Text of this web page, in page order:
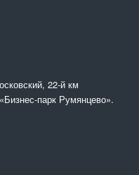
22-й км
парк Румянцево».